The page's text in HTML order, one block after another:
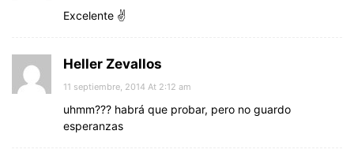
Excelente ✌
Heller Zevallos
11 septiembre, 2014 At 2:12 am
uhmm??? habrá que probar, pero no guardo
esperanzas